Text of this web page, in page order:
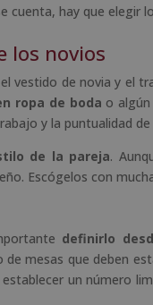
cuenta, hay que elegir
los novios
vestido de novia y el
ropa de boda o
y la puntualidad
de la pareja.
Escógelos con
definirlo
mesas que deben
un número